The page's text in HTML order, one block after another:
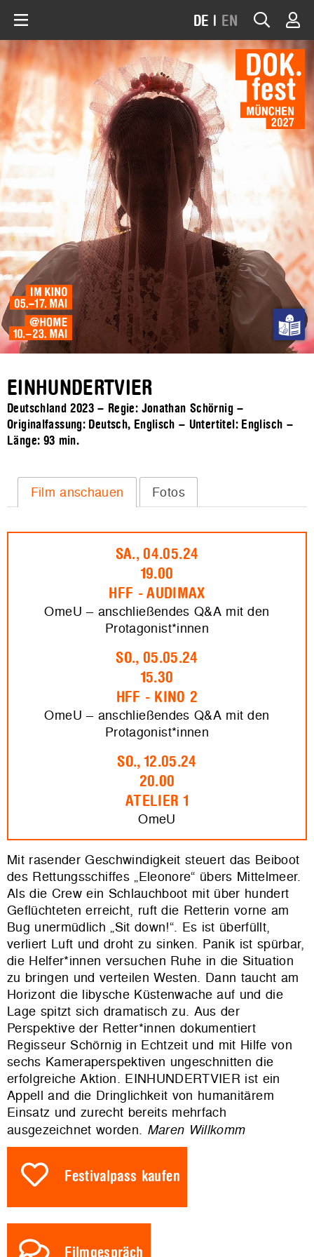
DE | EN
EINHUNDERTVIER
Deutschland 2023 – Regie: Jonathan Schörnig –
Originalfassung: Deutsch, Englisch – Untertitel: Englisch –
Länge: 93 min.
Film anschauen Fotos
SA., 04.05.24
19.00
HFF - AUDIMAX
OmeU – anschließendes Q&A mit den
Protagonist*innen
SO., 05.05.24
15.30
HFF - KINO 2
OmeU – anschließendes Q&A mit den
Protagonist*innen
SO., 12.05.24
20.00
ATELIER 1
OmeU
Mit rasender Geschwindigkeit steuert das Beiboot
des Rettungsschiffes „Eleonore“ übers Mittelmeer.
Als die Crew ein Schlauchboot mit über hundert
Geflüchteten erreicht, ruft die Retterin vorne am
Bug unermüdlich „Sit down!“. Es ist überfüllt,
verliert Luft und droht zu sinken. Panik ist spürbar,
die Helfer*innen versuchen Ruhe in die Situation
zu bringen und verteilen Westen. Dann taucht am
Horizont die libysche Küstenwache auf und die
Lage spitzt sich dramatisch zu. Aus der
Perspektive der Retter*innen dokumentiert
Regisseur Schörnig in Echtzeit und mit Hilfe von
sechs Kameraperspektiven ungeschnitten die
erfolgreiche Aktion. EINHUNDERTVIER ist ein
Appell and die Dringlichkeit von humanitärem
Einsatz und zurecht bereits mehrfach
ausgezeichnet worden. Maren Willkomm
Festivalpass kaufen
Filmgespräch